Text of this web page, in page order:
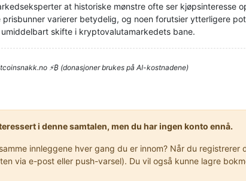
at historiske mønstre ofte ser
varierer betydelig, og noen forutsier ytterligere
skifte i kryptovalutamarkedets bane.
⚡₿ (donasjoner brukes på AI-kostnadene)
i denne samtalen, men du har ingen konto ennå.
innleggene hver gang du er innom? Når du
via e-post eller push-varsel). Du vil også kunne lagre